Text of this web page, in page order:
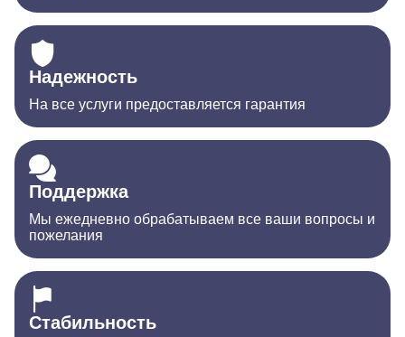
Надежность
На все услуги предоставляется гарантия
Поддержка
Мы ежедневно обрабатываем все ваши вопросы и
пожелания
Стабильность